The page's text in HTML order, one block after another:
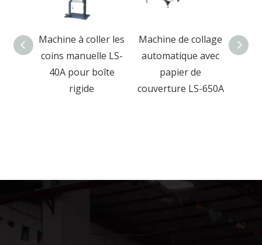
Machine à coller les
coins manuelle LS-
40A pour boîte
rigide
Machine de collage
automatique avec
papier de
couverture LS-650A